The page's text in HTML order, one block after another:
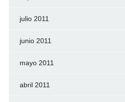
julio 2011
junio 2011
mayo 2011
abril 2011